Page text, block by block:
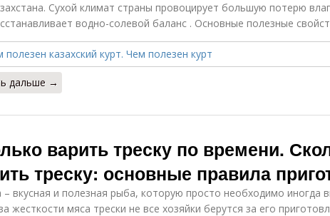
Сухой климат страны провоцирует большую потерю
водно-солевой баланс . Основные полезные
дальше →
варить треску по времени.
треску: основные правила
– вкусная и полезная рыба, которую просто необходимо иногда
жесткости мяса трески не все хозяйки берутся за его